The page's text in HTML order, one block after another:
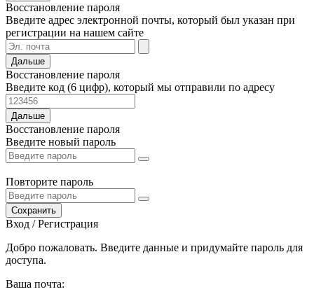
Восстановление пароля
Введите адрес электронной почты, который был указан при
регистрации на нашем сайте
Дальше
Восстановление пароля
Введите код (6 цифр), который мы отправили по адресу
Дальше
Восстановление пароля
Введите новый пароль
Повторите пароль
Сохранить
Вход / Регистрация
Добро пожаловать. Введите данные и придумайте пароль для
доступа.
Ваша почта: